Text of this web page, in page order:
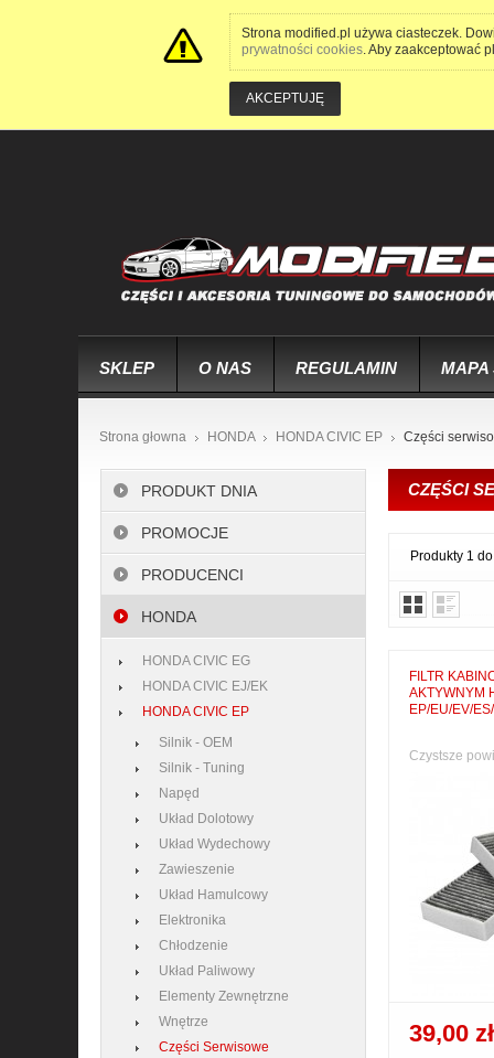
Strona modified.pl używa ciasteczek.
prywatności cookies. Aby zaakceptować
AKCEPTUJĘ
SKLEP O NAS REGULAMIN MAPA
Strona głowna HONDA HONDA CIVIC EP Części
CZĘŚCI
Produkty 1
FILTR
AKTYWNYM
EP/EU/EV/
Czystsze
39,00 zł
PRODUKT DNIA
PROMOCJE
PRODUCENCI
HONDA
HONDA CIVIC EG
HONDA CIVIC EJ/EK
HONDA CIVIC EP
Silnik - OEM
Silnik - Tuning
Napęd
Układ Dolotowy
Układ Wydechowy
Zawieszenie
Układ Hamulcowy
Elektronika
Chłodzenie
Układ Paliwowy
Elementy Zewnętrzne
Wnętrze
Części Serwisowe